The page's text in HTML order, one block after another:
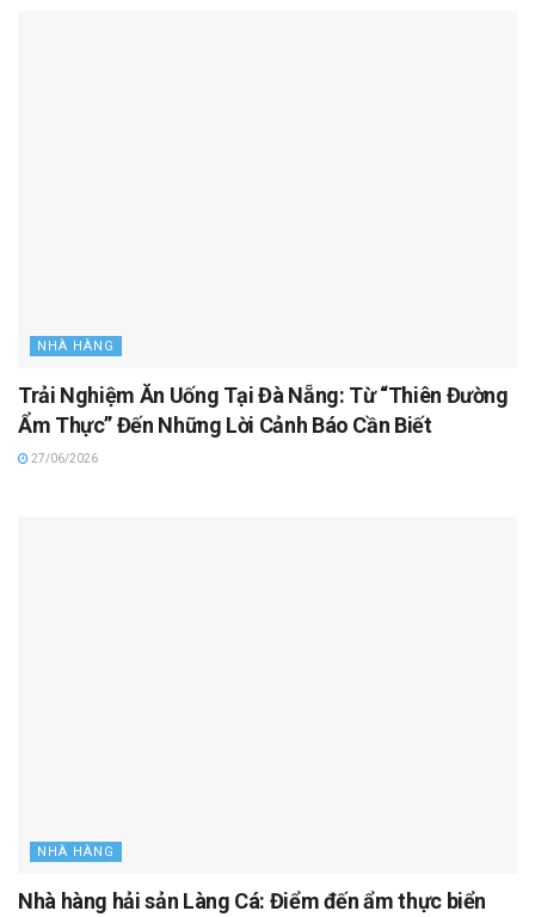
NHÀ HÀNG
Trải Nghiệm Ăn Uống Tại Đà Nẵng: Từ “Thiên Đường
Ẩm Thực” Đến Những Lời Cảnh Báo Cần Biết
27/06/2026
NHÀ HÀNG
Nhà hàng hải sản Làng Cá: Điểm đến ẩm thực biển